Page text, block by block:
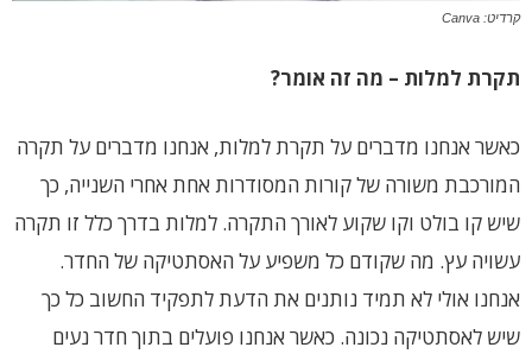
קרדיט: Canva
תקרת למלות – מה זה אומר?
כאשר אנחנו מדברים על תקרת למלות, אנחנו מדברים על תקרה
המורכבת משורה של קורות המסודרות אחת אחרי השנייה, כך
שיש קו בולט וקו שקוע לאורך התקרה. למלות בדרך כלל זו תקרה
עשויה עץ. מה שקודם כל משפיע על האסתטיקה של החדר.
אנחנו אולי לא תמיד נותנים את הדעת לתפקיד החשוב כל כך
שיש לאסתטיקה נכונה. כאשר אנחנו פועלים בתוך חדר נעים